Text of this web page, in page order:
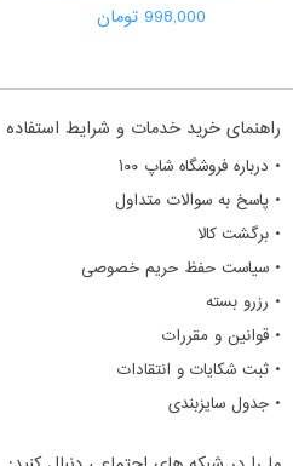
998,000 تومان
راهنمای خرید خدمات و شرایط استفاده
• درباره فروشگاه شاپ ۱۰۰
• پاسخ به سوالات متداول
• برگشت کالا
• سیاست حفظ حریم خصوصی
• رزرو بسته
• قوانین و مقررات
• ثبت شکایات و انتقادات
• جدول سایزبندی